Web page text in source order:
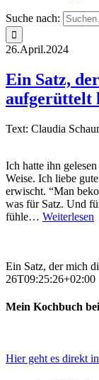
Suche nach:
26.April.2024
Ein Satz,
Text: Claudia
Ich hatte ihn
Weise. Ich liebe
erwischt. “Man
was für Satz. Und
fühle… Weiterlesen
Ein Satz, der mich
26T09:25:26+02:00
Mein Kochbuch
Hier geht es direkt